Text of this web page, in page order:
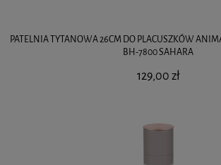
PATELNIA TYTANOWA 26CM DO PLACUSZKÓW
BH-7800 SAHARA
129,00 zł